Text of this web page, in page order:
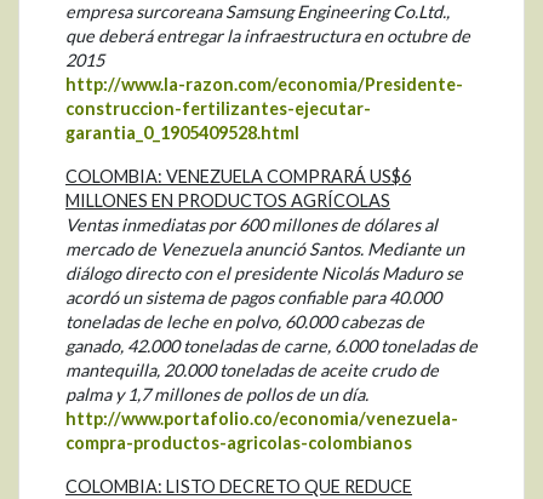
empresa surcoreana Samsung Engineering Co.Ltd.,
que deberá entregar la infraestructura en octubre de
2015
http://www.la-razon.com/economia/Presidente-
construccion-fertilizantes-ejecutar-
garantia_0_1905409528.html
COLOMBIA: VENEZUELA COMPRARÁ US$6
MILLONES EN PRODUCTOS AGRÍCOLAS
Ventas inmediatas por 600 millones de dólares al
mercado de Venezuela anunció Santos. Mediante un
diálogo directo con el presidente Nicolás Maduro se
acordó un sistema de pagos confiable para 40.000
toneladas de leche en polvo, 60.000 cabezas de
ganado, 42.000 toneladas de carne, 6.000 toneladas de
mantequilla, 20.000 toneladas de aceite crudo de
palma y 1,7 millones de pollos de un día.
http://www.portafolio.co/economia/venezuela-
compra-productos-agricolas-colombianos
COLOMBIA: LISTO DECRETO QUE REDUCE